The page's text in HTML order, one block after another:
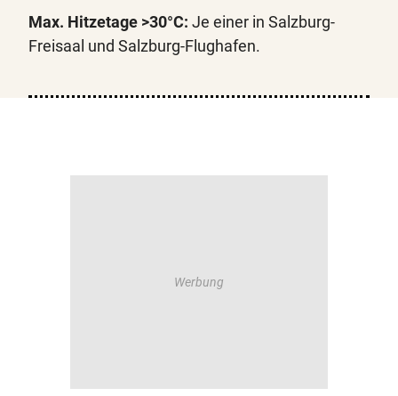
Max. Hitzetage >30°C: Je einer in Salzburg-
Freisaal und Salzburg-Flughafen.